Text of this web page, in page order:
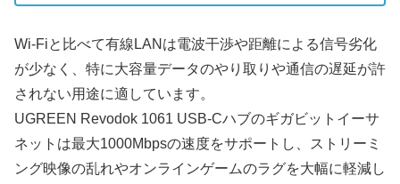
Wi-Fiと比べて有線LANは電波干渉や距離による信号劣化
が少なく、特に大容量データのやり取りや通信の遅延が許
されない用途に適しています。
UGREEN Revodok 1061 USB-Cハブのギガビットイーサ
ネットは最大1000Mbpsの速度をサポートし、ストリーミ
ング映像の乱れやオンラインゲームのラグを大幅に軽減し